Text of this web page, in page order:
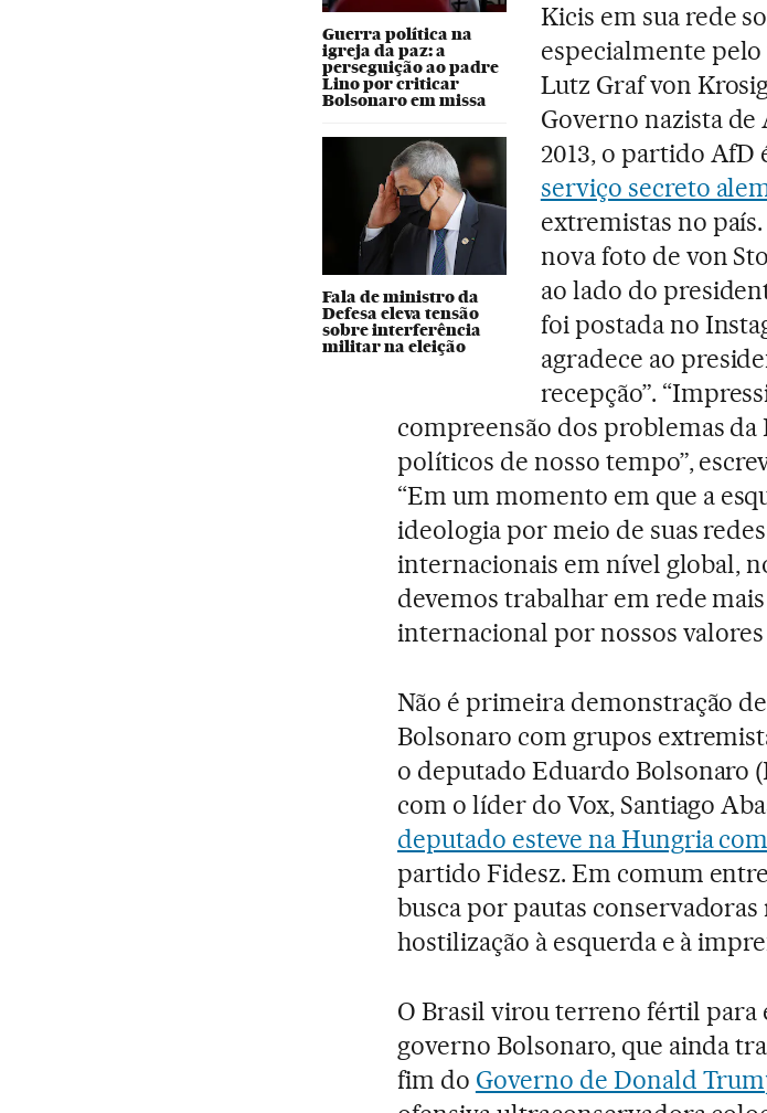
Guerra política na
igreja da paz: a
perseguição ao padre
Lino por criticar
Bolsonaro em missa
Fala de ministro da
Defesa eleva tensão
sobre interferência
militar na eleição
Kicis em sua rede
especialmente
Lutz Graf von
Governo nazista
2013, o partido AfD
serviço secreto
extremistas no
nova foto de von
ao lado do
foi postada no
agradece ao
recepção”.
compreensão dos problemas da
políticos de nosso tempo”,
“Em um momento em que a
ideologia por meio de suas
internacionais em nível global,
devemos trabalhar em rede
internacional por nossos
Não é primeira demonstração
Bolsonaro com grupos
o deputado Eduardo Bolsonaro
com o líder do Vox, Santiago
deputado esteve na Hungria
partido Fidesz. Em comum
busca por pautas conservadoras
hostilização à esquerda e à
O Brasil virou terreno fértil para
governo Bolsonaro, que ainda
fim do Governo de Donald